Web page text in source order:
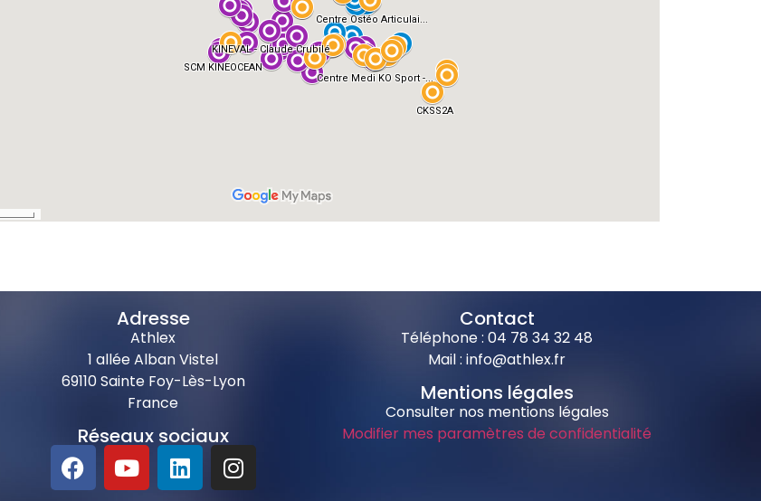
Adresse
Athlex
1 allée Alban Vistel
69110 Sainte Foy-Lès-Lyon
France
Réseaux sociaux
Contact
Téléphone : 04 78 34 32 48
Mail : info@athlex.fr
Mentions légales
Consulter nos mentions légales
Modifier mes paramètres de confidentialité